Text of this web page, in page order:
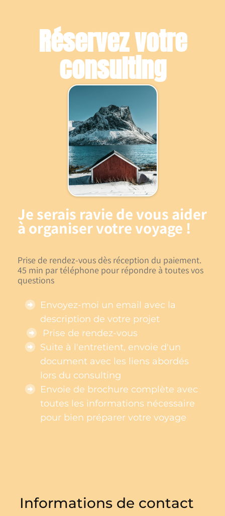
Réservez votre
consulting
Je serais ravie de vous aider
à organiser votre voyage !
Prise de rendez-vous dès réception du paiement.
45 min par téléphone pour répondre à toutes vos
questions
Envoyez-moi un email avec la
description de votre projet
Prise de rendez-vous
Suite à l'entretient, envoie d'un
document avec les liens abordés
lors du consulting
Envoie de brochure complète avec
toutes les informations nécessaire
pour bien préparer votre voyage
Informations de contact